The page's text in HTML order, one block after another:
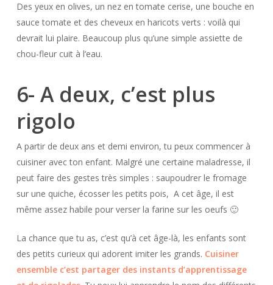
Des yeux en olives, un nez en tomate cerise, une bouche en
sauce tomate et des cheveux en haricots verts : voilà qui
devrait lui plaire. Beaucoup plus qu’une simple assiette de
chou-fleur cuit à l’eau.
6- A deux, c’est plus
rigolo
A partir de deux ans et demi environ, tu peux commencer à
cuisiner avec ton enfant. Malgré une certaine maladresse, il
peut faire des gestes très simples : saupoudrer le fromage
sur une quiche, écosser les petits pois, A cet âge, il est
même assez habile pour verser la farine sur les oeufs 🙂
La chance que tu as, c’est qu’à cet âge-là, les enfants sont
des petits curieux qui adorent imiter les grands. Cuisiner
ensemble c’est partager des instants d’apprentissage